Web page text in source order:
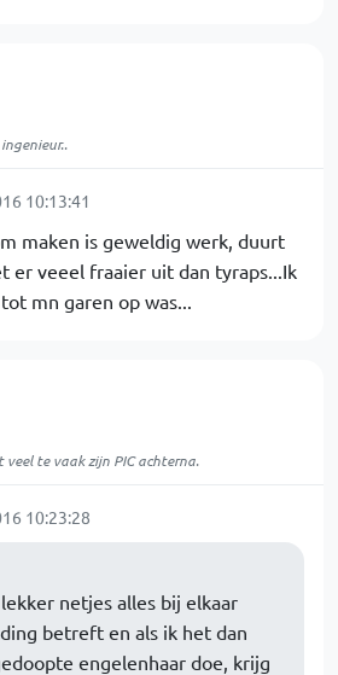
10:13:41
maken is geweldig werk, duurt
er veeel fraaier uit dan tyraps...Ik
mn garen op was...
te vaak zijn PIC achterna.
10:23:28
netjes alles bij elkaar
betreft en als ik het dan
engelenhaar doe, krijg